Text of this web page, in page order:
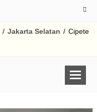
/ Jakarta Selatan / Cipete